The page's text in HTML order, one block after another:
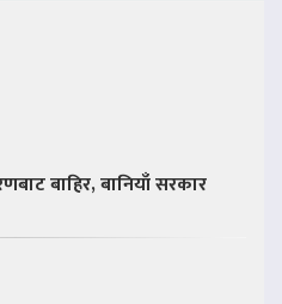
बाहिर, बानियाँ सरकार